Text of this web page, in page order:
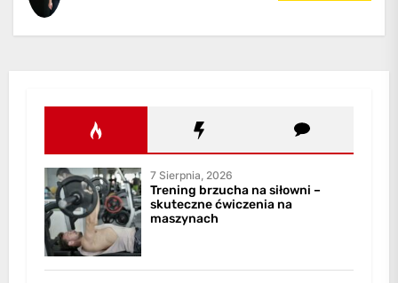
7 Sierpnia, 2026
Trening brzucha na siłowni –
skuteczne ćwiczenia na
maszynach